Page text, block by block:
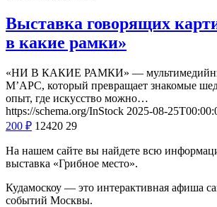
Выставка говорящих
в какие рамки»
«НИ В КАКИЕ РАМКИ» —
М’АРС, который превращает знакомые
опыт, где искусство можно…
https://schema.org/InStock 2025-08-
200 ₽ 12420 29
На нашем сайте вы найдете всю
выставка «Грибное место».
Кудамоскоу — это интерактивная афиша
событий Москвы.